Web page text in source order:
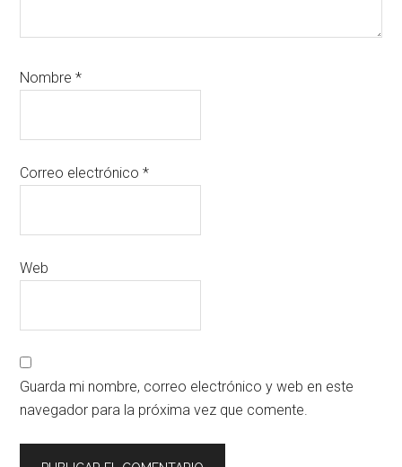
Nombre*
Correo electrónico*
Web
Guarda mi nombre, correo electrónico y web en este
navegador para la próxima vez que comente.